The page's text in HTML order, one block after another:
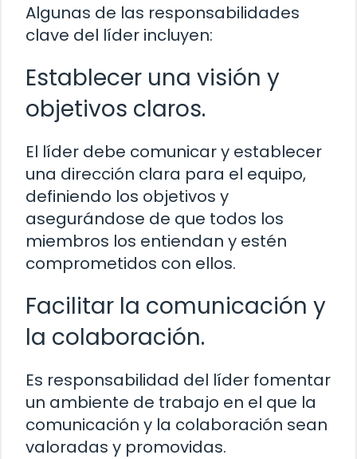
Algunas de las responsabilidades
clave del líder incluyen:
Establecer una visión y
objetivos claros.
El líder debe comunicar y establecer
una dirección clara para el equipo,
definiendo los objetivos y
asegurándose de que todos los
miembros los entiendan y estén
comprometidos con ellos.
Facilitar la comunicación y
la colaboración.
Es responsabilidad del líder fomentar
un ambiente de trabajo en el que la
comunicación y la colaboración sean
valoradas y promovidas.